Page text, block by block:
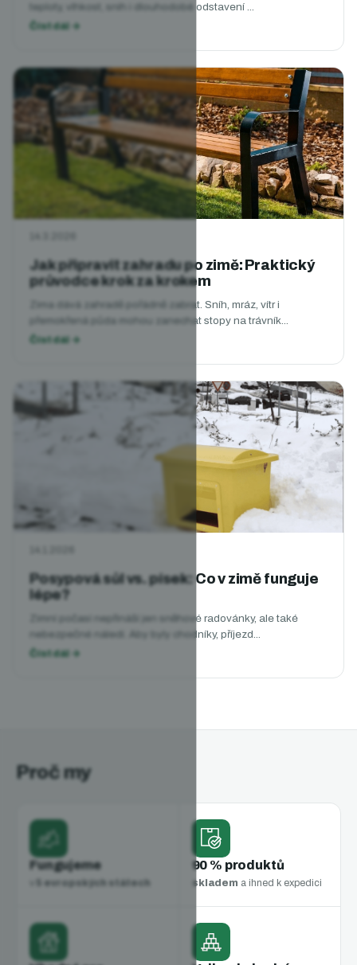
teploty, vlhkost, sníh i dlouhodobé odstavení ...
Jak připravit zahradu po zimě: Praktický
průvodce krok za krokem
Zima dává zahradě pořádně zabrat. Sníh, mráz, vítr i
přemokřená půda mohou zanechat stopy na trávník...
Posypová sůl vs. písek: Co v zimě funguje
lépe?
Zimní počasí nepřináší jen sněhové radovánky, ale také
nebezpečné náledí. Aby byly chodníky, příjezd...
Proč my
Fungujeme
5 evropských státech
90 % produktů
skladem a ihned k expedici